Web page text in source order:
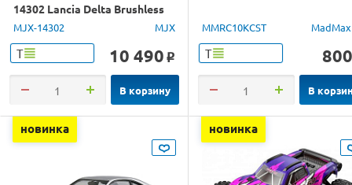
14302 Lancia Delta Brushless
4WD 2.4G LED 1/14 RTR
MJX-14302 MJX
Т 10 490 o
В корзину
MMRC10KCST
Т 800
В
новинка новинка